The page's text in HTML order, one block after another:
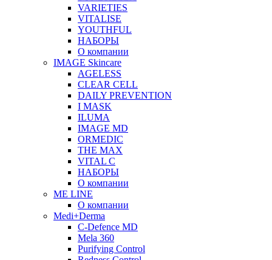
VARIETIES
VITALISE
YOUTHFUL
НАБОРЫ
О компании
IMAGE Skincare
AGELESS
CLEAR CELL
DAILY PREVENTION
I MASK
ILUMA
IMAGE MD
ORMEDIC
THE MAX
VITAL C
НАБОРЫ
О компании
ME LINE
О компании
Medi+Derma
C-Defence MD
Mela 360
Purifying Control